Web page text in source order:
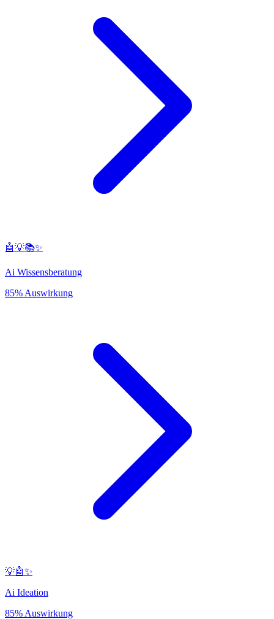
🤖💡📚✨
Ai Wissensberatung
85% Auswirkung
💡🤖✨
Ai Ideation
85% Auswirkung